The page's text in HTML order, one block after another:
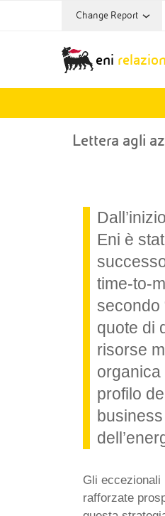
Change Report
eni
Lettera agli
Eni è
time-to-
secondo
quote di
risorse
organica
profilo
Gli eccezionali
rafforzate